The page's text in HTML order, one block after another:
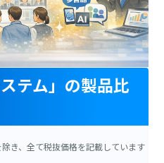
テム」の製品比
き、全て税抜価格を記載しています